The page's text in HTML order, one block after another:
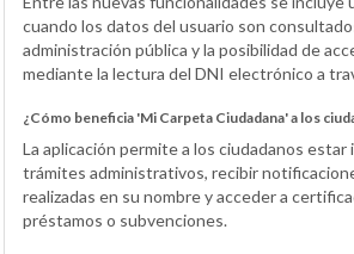
cuando los datos del usuario son
administración pública y la posibilidad de
mediante la lectura del DNI electrónico a
¿Cómo beneficia 'Mi Carpeta Ciudadana' a los
La aplicación permite a los ciudadanos
trámites administrativos, recibir
realizadas en su nombre y acceder a
préstamos o subvenciones.